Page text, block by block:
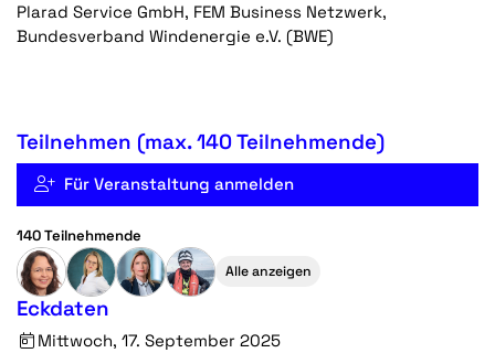
Plarad Service GmbH, FEM Business Netzwerk,
Bundesverband Windenergie e.V. (BWE)
Teilnehmen (max. 140 Teilnehmende)
Für Veranstaltung anmelden
140 Teilnehmende
Alle anzeigen
Eckdaten
Mittwoch, 17. September 2025